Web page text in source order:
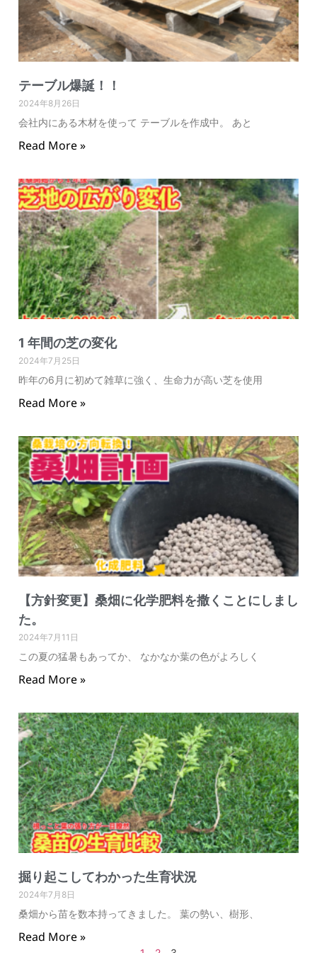
テーブル爆誕！！
2024年8月26日
会社内にある木材を使って テーブルを作成中。 あと
Read More »
1 年間の芝の変化
2024年7月25日
昨年の6月に初めて雑草に強く、生命力が高い芝を使用
Read More »
【方針変更】桑畑に化学肥料を撒くことにしまし
た。
2024年7月11日
この夏の猛暑もあってか、 なかなか葉の色がよろしく
Read More »
掘り起こしてわかった生育状況
2024年7月8日
桑畑から苗を数本持ってきました。 葉の勢い、樹形、
Read More »